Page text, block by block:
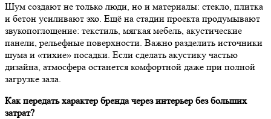
Шум создают не только люди, но и материалы: стекло, плитка
и бетон усиливают эхо. Ещё на стадии проекта продумывают
звукопоглощение: текстиль, мягкая мебель, акустические
панели, рельефные поверхности. Важно разделить источники
шума и «тихие» посадки. Если сделать акустику частью
дизайна, атмосфера останется комфортной даже при полной
загрузке зала.
Как передать характер бренда через интерьер без больших
затрат?